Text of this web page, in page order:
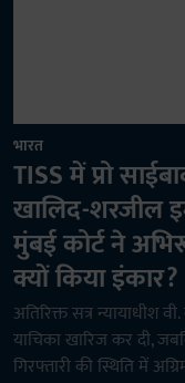
भारत
TISS में प्रो
खालिद-शरजील
मुंबई कोर्ट ने
क्यों किया इंकार?
अतिरिक्त सत्र न्यायाधीश
याचिका खारिज कर दी,
गिरफ्तारी की स्थिति में